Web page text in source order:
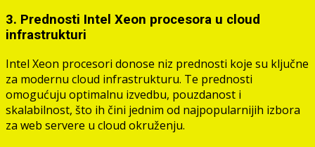
3. Prednosti Intel Xeon procesora u cloud
infrastrukturi
Intel Xeon procesori donose niz prednosti koje su ključne
za modernu cloud infrastrukturu. Te prednosti
omogućuju optimalnu izvedbu, pouzdanost i
skalabilnost, što ih čini jednim od najpopularnijih izbora
za web servere u cloud okruženju.